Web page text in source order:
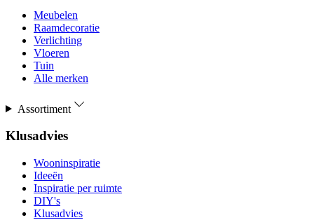
Meubelen
Raamdecoratie
Verlichting
Vloeren
Tuin
Alle merken
Assortiment
Klusadvies
Wooninspiratie
Ideeën
Inspiratie per ruimte
DIY's
Klusadvies